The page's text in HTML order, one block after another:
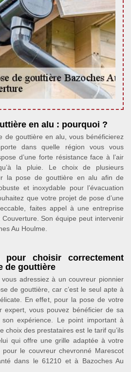
en alu : pourquoi ?
de gouttière en alu, vous bénéficierez
dans quelle région vous vous
d’une forte résistance face à l’air
la pluie. Le choix de plusieurs
la pose de gouttière en alu afin de
et inoxydable pour l’évacuation
que votre projet de pose d’une
faites appel à une entreprise
Son équipe peut intervenir
Au Houlme.
pour choisir correctement
de gouttière
adressiez à un couvreur pionnier
de gouttière, car c’est le seul apte à
En effet, pour la pose de votre
expert, vous pouvez bénéficier de sa
expérience. Le point important à
choix des prestataires est le tarif qu’ils
qui offre une grille adaptée à votre
le couvreur chevronné Marescot
dans le 61210 et à Bazoches Au